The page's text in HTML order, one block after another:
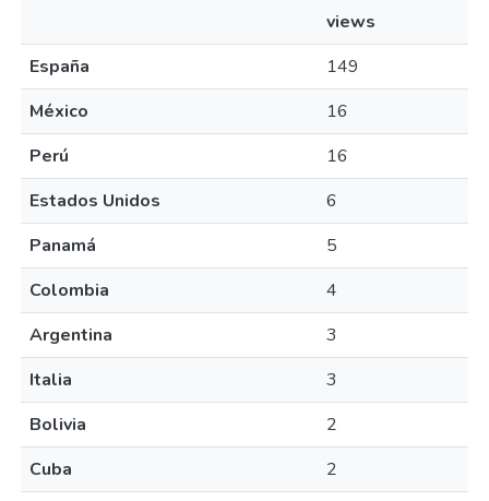
views
España
149
México
16
Perú
16
Estados Unidos
6
Panamá
5
Colombia
4
Argentina
3
Italia
3
Bolivia
2
Cuba
2